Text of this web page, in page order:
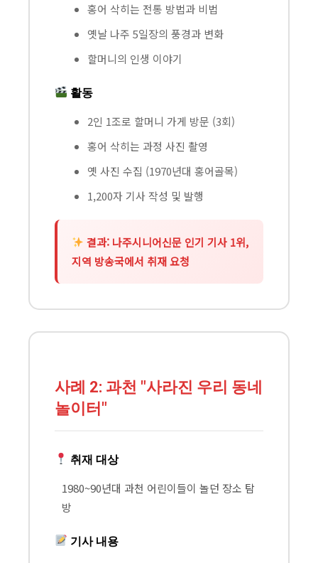
홍어 삭히는 전통 방법과 비법
옛날 나주 5일장의 풍경과 변화
할머니의 인생 이야기
활동
2인 1조로 할머니 가게 방문 (3회)
홍어 삭히는 과정 사진 촬영
옛 사진 수집 (1970년대 홍어골목)
1,200자 기사 작성 및 발행
결과: 나주시니어신문 인기 기사 1위,
지역 방송국에서 취재 요청
사례 2: 과천 "사라진 우리 동네
놀이터"
취재 대상
1980~90년대 과천 어린이들이 놀던 장소 탐
방
기사 내용